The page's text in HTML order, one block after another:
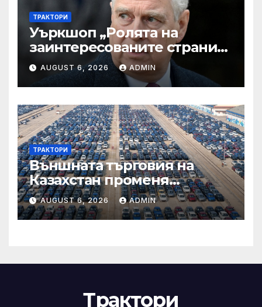
ТРАКТОРИ
Уъркшоп „Ролята на
заинтересованите страни
във външното осигуряване
на качеството“
AUGUST 6, 2026 ADMIN
ТРАКТОРИ
Външната търговия на
Казахстан променя
структурата си – шест
тенденции
AUGUST 6, 2026 ADMIN
Трактори